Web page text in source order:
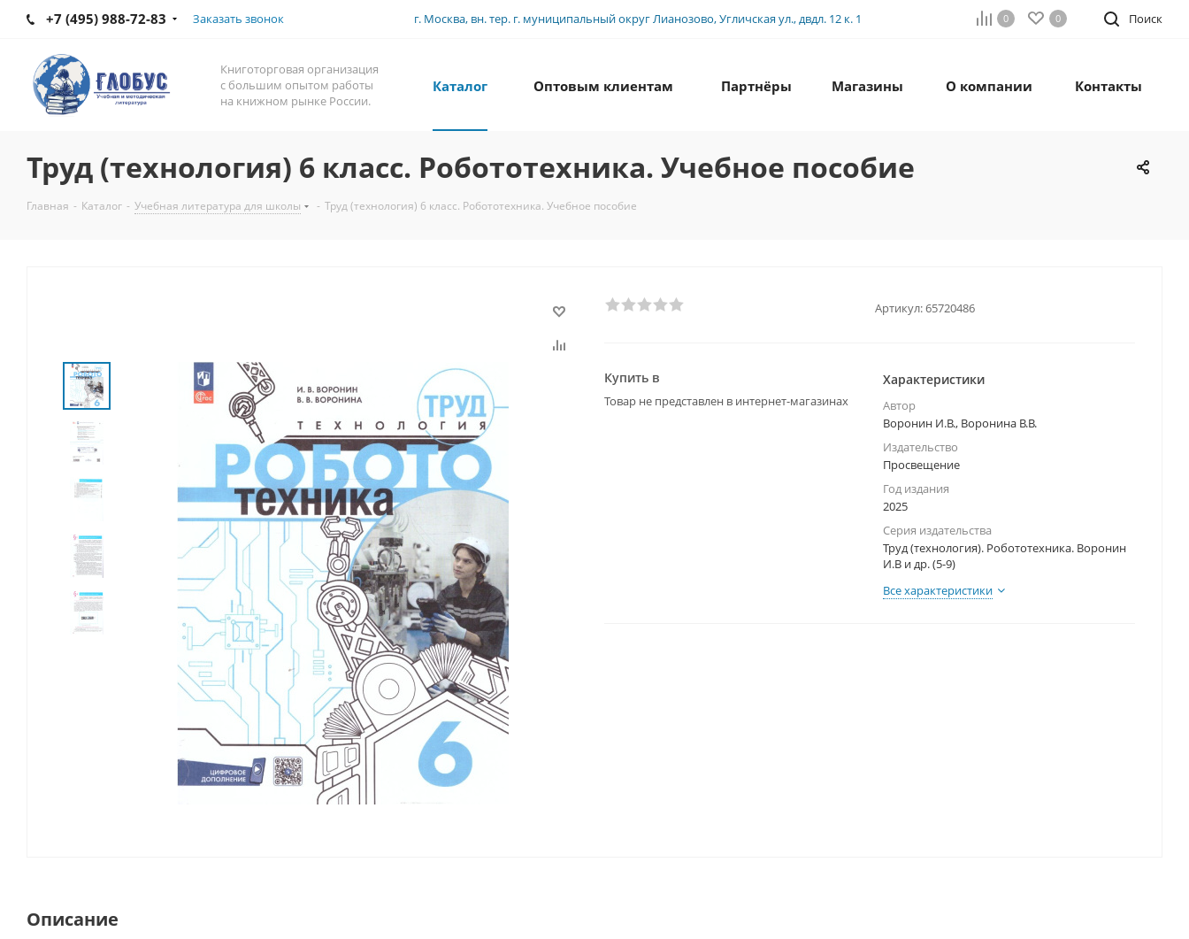
+7 (495) 988-72-83 Заказать звонок г. Москва, вн. тер. г. муниципальный округ Лианозово, Угличская ул., двдл. 12 к. 1 Поиск
0 0
Книготорговая организация
с большим опытом работы
на книжном рынке России.
Каталог Оптовым клиентам Партнёры Магазины О компании Контакты
Труд (технология) 6 класс. Робототехника. Учебное пособие
Главная - Каталог - Учебная литература для школы - Труд (технология) 6 класс. Робототехника. Учебное пособие
Артикул:65720486
Купить в
Товар не представлен в интернет-магазинах
Характеристики
Автор
Воронин И.В., Воронина В.В.
Издательство
Просвещение
Год издания
2025
Серия издательства
Труд (технология). Робототехника. Воронин
И.В и др. (5-9)
Все характеристики
Описание